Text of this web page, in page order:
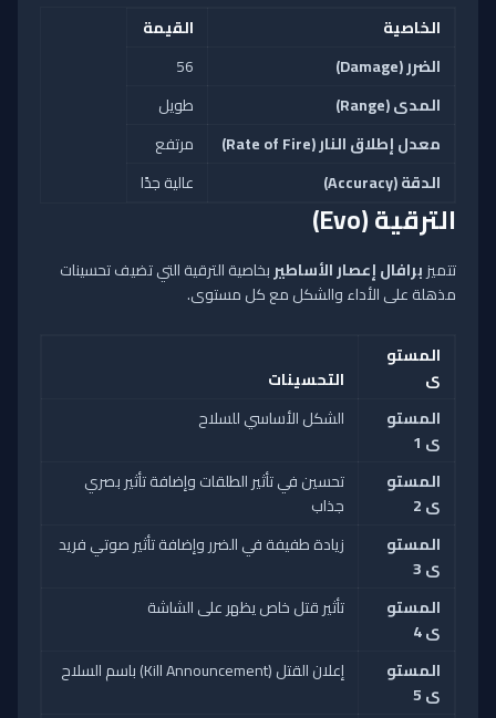
الخاصية
القيمة
الضرر (Damage)
56
المدى (Range)
طويل
معدل إطلاق النار (Rate of Fire)
مرتفع
الدقة (Accuracy)
عالية جدًا
الترقية (Evo)
تتميزبرافال إعصار الأساطيربخاصية الترقية التي تضيف تحسينات
مذهلة على الأداء والشكل مع كل مستوى.
المستو
ى
التحسينات
المستو
ى 1
الشكل الأساسي للسلاح
المستو
ى 2
تحسين في تأثير الطلقات وإضافة تأثير بصري
جذاب
المستو
ى 3
زيادة طفيفة في الضرر وإضافة تأثير صوتي فريد
المستو
ى 4
تأثير قتل خاص يظهر على الشاشة
المستو
ى 5
إعلان القتل (Kill Announcement) باسم السلاح